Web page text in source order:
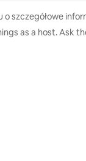
szczegółowe
as a host. Ask